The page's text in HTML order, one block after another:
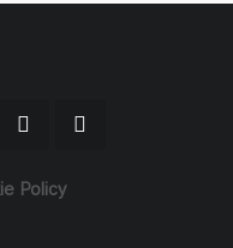
Policy